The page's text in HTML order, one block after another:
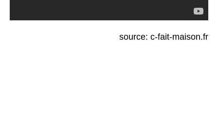
source: c-fait-maison.fr